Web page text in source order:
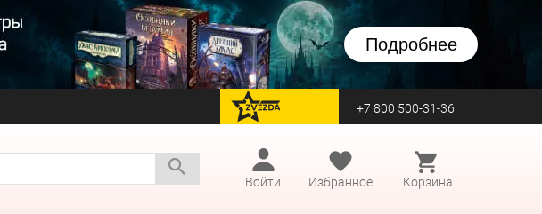
Подробнее
перейти на Zvezda +7 800 500-31-36
Войти
Избранное Корзина